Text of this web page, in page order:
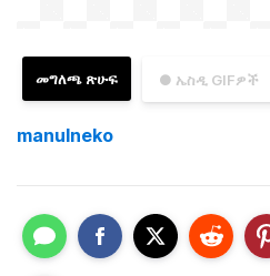
● ኤስዲ GIFዎች
መግለጫ ጽሁፍ
manulneko